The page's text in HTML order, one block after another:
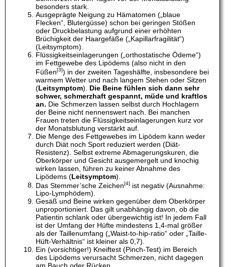
besonders stark.
Ausgeprägte Neigung zu Hämatomen („blaue
Flecken“, Blutergüsse) schon bei geringen Stößen
oder Druckbelastung aufgrund einer erhöhten
Brüchigkeit der Haargefäße („Kapillarfragilität“)
(Leitsymptom).
Flüssigkeitseinlagerungen („orthostatische Ödeme“)
im Fettgewebe des Lipödems (also nicht in den
Füßen[3]) in der zweiten Tageshälfte, insbesondere bei
warmem Wetter und nach langem Stehen oder Sitzen
(Leitsymptom). Die Beine fühlen sich dann sehr
schwer, schmerzhaft gespannt, müde und kraftlos
an. Die Schmerzen lassen selbst durch Hochlagern
der Beine nicht nennenswert nach. Bei manchen
Frauen treten die Flüssigkeitseinlagerungen kurz vor
der Monatsblutung verstärkt auf.
Die Menge des Fettgewebes im Lipödem kann weder
durch Diät noch Sport reduziert werden (Diät-
Resistenz). Selbst extreme Abmagerungskuren, die
Oberkörper und Gesicht ausgemergelt und knochig
wirken lassen, führen zu keiner Abnahme des
Lipödems (Leitsymptom).
Das Stemmer’sche Zeichen[4] ist negativ (Ausnahme:
Lipo-Lymphödem).
Gesäß und Beine wirken gegenüber dem Oberkörper
unproportioniert. Das gilt unabhängig davon, ob die
Patientin schlank oder übergewichtig ist! In jedem Fall
ist der Umfang der Hüfte mindestens 1,4-mal größer
als der Taillenumfang („Waist-to-hip-ratio“ oder „Taille-
Hüft-Verhältnis“ ist kleiner als 0,7).
Ein (vorsichtiger!) Kneiftest (Pinch-Test) im Bereich
des Lipödems verursacht Schmerzen, nicht dagegen